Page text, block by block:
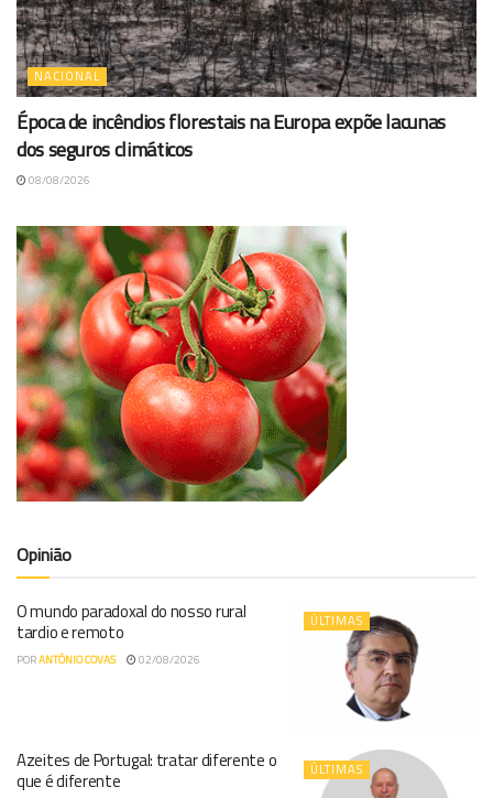
NACIONAL
Época de incêndios florestais na Europa expõe lacunas
dos seguros climáticos
08/08/2026
Opinião
ÚLTIMAS
O mundo paradoxal do nosso rural
tardio e remoto
PORANTÓNIO COVAS 02/08/2026
ÚLTIMAS
Azeites de Portugal: tratar diferente o
que é diferente